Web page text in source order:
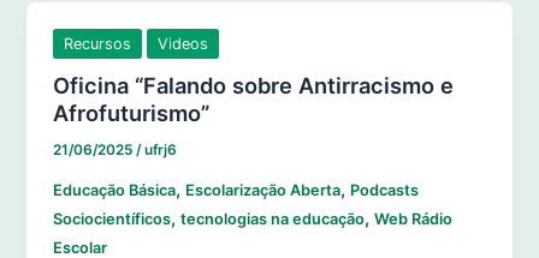
Recursos Videos
Oficina “Falando sobre Antirracismo e
Afrofuturismo”
21/06/2025/ufrj6
Educação Básica, Escolarização Aberta, Podcasts
Sociocientíficos,tecnologias na educação,Web Rádio
Escolar